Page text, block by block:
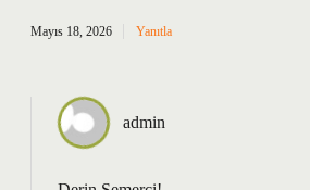
Mayıs 18, 2026 Yanıtla
admin